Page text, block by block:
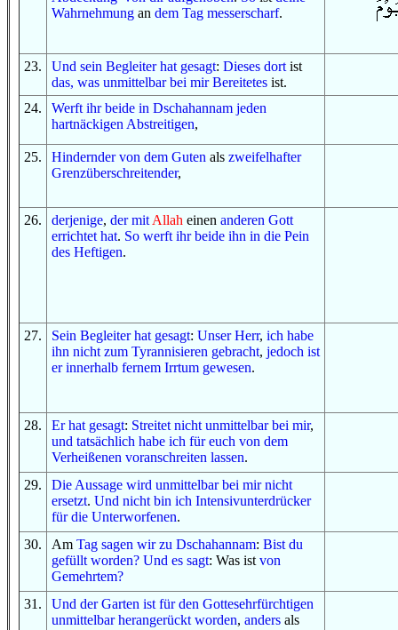
Wahrnehmung an dem Tag messerscharf.
23. Und sein Begleiter hat gesagt: Dieses dort ist
das, was unmittelbar bei mir Bereitetes ist.
24. Werft ihr beide in Dschahannam jeden
hartnäckigen Abstreitigen,
25. Hindernder von dem Guten als zweifelhafter
Grenzüberschreitender,
26. derjenige, der mit Allah einen anderen Gott
errichtet hat. So werft ihr beide ihn in die Pein
des Heftigen.
27. Sein Begleiter hat gesagt: Unser Herr, ich habe
ihn nicht zum Tyrannisieren gebracht, jedoch ist
er innerhalb fernem Irrtum gewesen.
28. Er hat gesagt: Streitet nicht unmittelbar bei mir,
und tatsächlich habe ich für euch von dem
Verheißenen voranschreiten lassen.
29. Die Aussage wird unmittelbar bei mir nicht
ersetzt. Und nicht bin ich Intensivunterdrücker
für die Unterworfenen.
30. Am Tag sagen wir zu Dschahannam: Bist du
gefüllt worden? Und es sagt: Was ist von
Gemehrtem?
31 . Und der Garten ist fürden Gottesehrfürchtigen
unmittelbar herangerückt worden, anders als